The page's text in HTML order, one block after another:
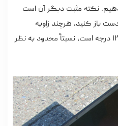
نکته مثبت دیگر آن است
باز کنید، هرچند زاویه
حداکثر باز شدن که در حدود ۱۳۰ درجه است، نسبتاً محدود به نظر